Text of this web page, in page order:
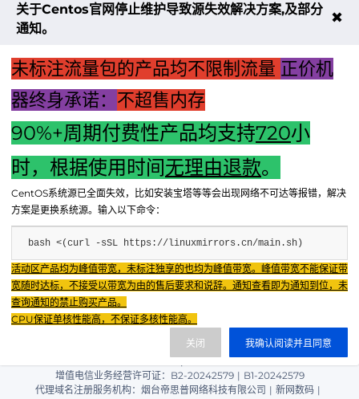
点
区而
上一篇：出管子牵引主机计算指南：详解计算过程与注意事项
下一篇：电脑反复重启无法关机，解决策略全解析
Fenxun Tech 飞讯科技旗下云平台，相关服务主体：
重庆飞讯科技有限公司|中国电信股份有限公司荣昌分公司 提供网络服务 |
重庆飞讯科技有限公司|酷盾 提供CDN服务
渝ICP备2024034038号-1
渝公网安备50022602000851号
渝ICP证2024034038号 |
|
增值电信业务经营许可证：B2-20242579 | B1-20242579
代理域名注册服务机构：烟台帝思普网络科技有限公司 | 新网数码 |
关于Centos官网停止维护导致源失效解决方案,及部分
通知。
✖
未标注流量包的产品均不限制流量 正价机
器终身承诺： 不超售内存
90%+周期付费性产品均支持720小
时，根据使用时间无理由退款。
CentOS系统源已全面失效，比如安装宝塔等等会出现网络不可达等报错，解决
方案是更换系统源。输入以下命令：
bash <(curl -sSL https://linuxmirrors.cn/main.sh)
活动区产品均为峰值带宽，未标注独享的也均为峰值带宽。峰值带宽不能保证带
宽随时达标，不接受以带宽为由的售后要求和说辞。通知查看即为通知到位，未
查询通知的禁止购买产品。
CPU保证单核性能高，不保证多核性能高。
我确认阅读并且同意
关闭